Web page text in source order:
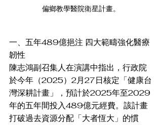
偏鄉教學醫院衛星計畫。
一、五年489億挹注 四大範疇強化醫療
韌性
陳志鴻副召集人在演講中指出，行政院
於今年（2025）2月27日核定「健康台
灣深耕計畫」，預計於2025年至2029
年的五年間投入489億元經費。該計畫
打破過去資源分配「大者恆大」的慣